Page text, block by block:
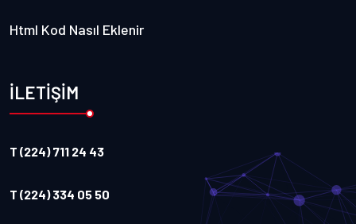
Html Kod Nasıl Eklenir
İLETİŞİM
T (224) 711 24 43
T (224) 334 05 50